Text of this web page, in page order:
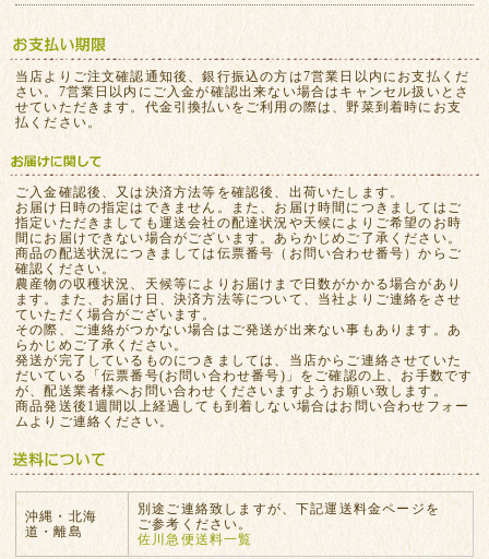
当店よりご注文確認通知後、銀行振込の方は7営業日以内にお支払くだ
さい。7営業日以内にご入金が確認出来ない場合はキャンセル扱いとさ
せていただきます。代金引換払いをご利用の際は、野菜到着時にお支
払ください。
ご入金確認後、又は決済方法等を確認後、出荷いたします。
お届け日時の指定はできません。また、お届け時間につきましてはご
指定いただきましても運送会社の配達状況や天候によりご希望のお時
間にお届けできない場合がございます。あらかじめご了承ください。
商品の配送状況につきましては伝票番号（お問い合わせ番号）からご
確認ください。
農産物の収穫状況、天候等によりお届けまで日数がかかる場合があり
ます。また、お届け日、決済方法等について、当社よりご連絡をさせ
ていただく場合がございます。
その際、ご連絡がつかない場合はご発送が出来ない事もあります。あ
らかじめご了承ください。
発送が完了しているものにつきましては、当店からご連絡させていた
だいている「伝票番号(お問い合わせ番号)」をご確認の上、お手数です
が、配送業者様へお問い合わせくださいますようお願い致します。
商品発送後1週間以上経過しても到着しない場合はお問い合わせフォー
ムよりご連絡ください。
沖縄・北海
道・離島
別途ご連絡致しますが、下記運送料金ページを
ご参考ください。
佐川急便送料一覧